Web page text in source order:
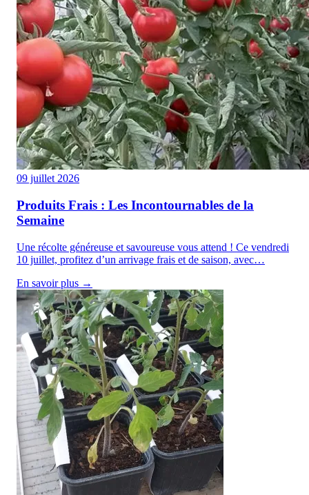
09 juillet 2026
Produits Frais : Les Incontournables de la
Semaine
Une récolte généreuse et savoureuse vous attend ! Ce vendredi
10 juillet, profitez d’un arrivage frais et de saison, avec…
En savoir plus →